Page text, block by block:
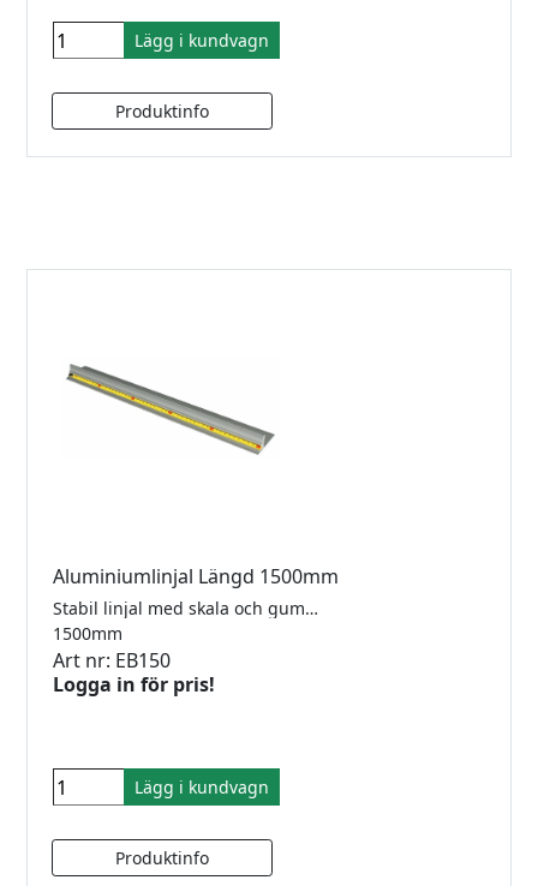
Lägg i kundvagn
Aluminiumlinjal Längd 1500mm
Stabil linjal med skala och gummiklädd undersida.
1500mm
Art nr: EB150
Logga in för pris!
Lägg i kundvagn